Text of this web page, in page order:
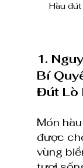
Hàu
1.
Bí
Đút Lò
Món
được
vùng